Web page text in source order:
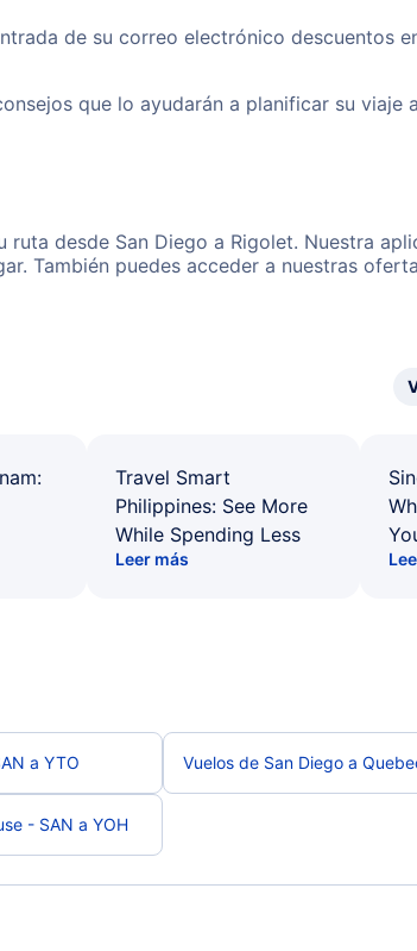
de su correo electrónico descuentos
que lo ayudarán a planificar su viaje
desde San Diego a Rigolet. Nuestra
También puedes acceder a nuestras
Travel Smart
Philippines: See More
While Spending Less
Leer más
a YTO Vuelos de San Diego a
- SAN a YOH